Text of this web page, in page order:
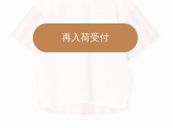
再入荷受付